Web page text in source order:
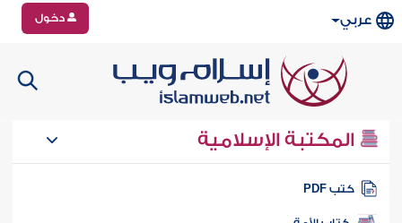
عربي دخول
المكتبة الإسلامية
كتب PDF